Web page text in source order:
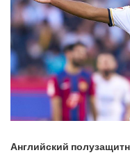
Английский